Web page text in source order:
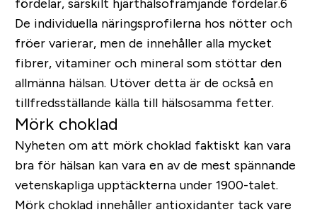
fördelar, särskilt hjärthälsofrämjande fördelar.6
De individuella näringsprofilerna hos nötter och
fröer varierar, men de innehåller alla mycket
fibrer, vitaminer och mineral som stöttar den
allmänna hälsan. Utöver detta är de också en
tillfredsställande källa till hälsosamma fetter.
Mörk choklad
Nyheten om att mörk choklad faktiskt kan vara
bra för hälsan kan vara en av de mest spännande
vetenskapliga upptäckterna under 1900-talet.
Mörk choklad innehåller antioxidanter tack vare